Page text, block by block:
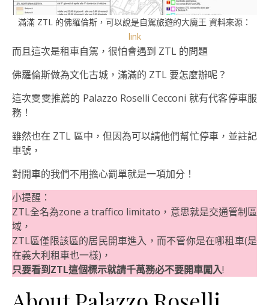
滿滿 ZTL 的佛羅倫斯，可以說是自駕旅遊的大魔王 資料來源：
link
而且這次是租車自駕，很怕會遇到 ZTL 的問題
佛羅倫斯做為文化古城，滿滿的 ZTL 要怎麼辦呢？
這次雯雯推薦的 Palazzo Roselli Cecconi 就有代客停車服
務！
雖然也在 ZTL 區中，但因為可以請他們幫忙停車，並註記
車號，
對開車的我們不用擔心罰單就是一項加分！
小提醒：
ZTL全名為zone a traffico limitato，意思就是交通管制區
域，
ZTL區僅限該區的居民開車進入，而不管你是在哪租車(是
在義大利租車也一樣)，
只要看到ZTL這個標示就請千萬務必不要開車闖入!